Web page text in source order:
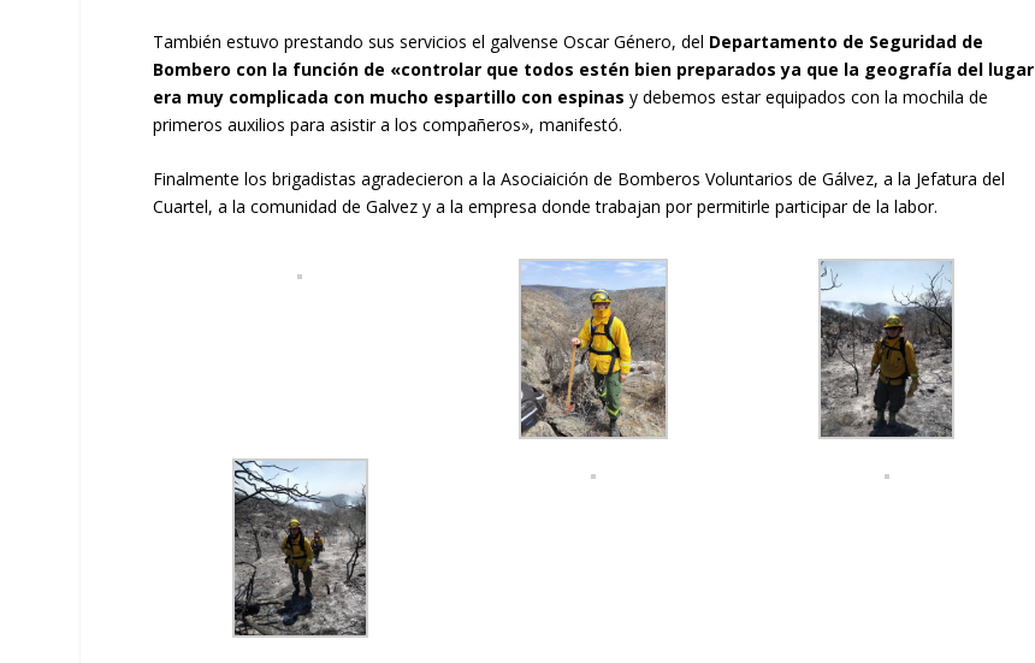
También estuvo prestando sus servicios el galvense Oscar Género, del Departamento de Seguridad de
Bombero con la función de «controlar que todos estén bien preparados ya que la geografía del lugar
era muy complicada con mucho espartillo con espinas y debemos estar equipados con la mochila de
primeros auxilios para asistir a los compañeros», manifestó.
Finalmente los brigadistas agradecieron a la Asociaición de Bomberos Voluntarios de Gálvez, a la Jefatura del
Cuartel, a la comunidad de Galvez y a la empresa donde trabajan por permitirle participar de la labor.